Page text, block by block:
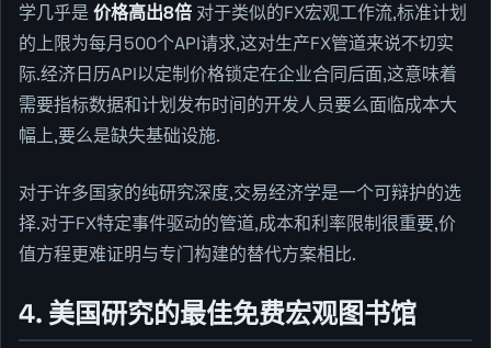
学几乎是价格高出8倍 对于类似的FX宏观工作流,标准计划
的上限为每月500个API请求,这对生产FX管道来说不切实
际.经济日历API以定制价格锁定在企业合同后面,这意味着
需要指标数据和计划发布时间的开发人员要么面临成本大
幅上,要么是缺失基础设施.
对于许多国家的纯研究深度,交易经济学是一个可辩护的选
择.对于FX特定事件驱动的管道,成本和利率限制很重要,价
值方程更难证明与专门构建的替代方案相比.
4. 美国研究的最佳免费宏观图书馆